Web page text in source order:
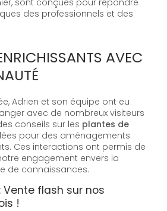
des professionnels et des
AVEC
Adrien et son équipe ont eu
avec de nombreux visiteurs
conseils sur les plantes de
pour des aménagements
Ces interactions ont permis de
engagement envers la
de connaissances.
Vente flash sur nos
!